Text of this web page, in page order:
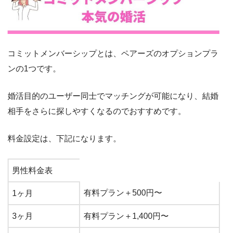
コミットメンバーシップとは、ペアーズのオプションプラ
ンの1つです。
婚活目的のユーザー同士でマッチングが可能になり、結婚
相手をさらに探しやすくなるのでおすすめです。
料金設定は、下記になります。
男性料金表
1ヶ月 有料プラン＋500円〜
3ヶ月 有料プラン＋1,400円〜